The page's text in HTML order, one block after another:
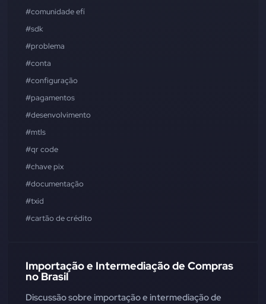
#comunidade efí
#sdk
#problema
#conta
#configuração
#pagamentos
#desenvolvimento
#mtls
#qr code
#chave pix
#documentação
#txid
#cartão de crédito
Importação e Intermediação de Compras
no Brasil
Discussão sobre importação e intermediação de